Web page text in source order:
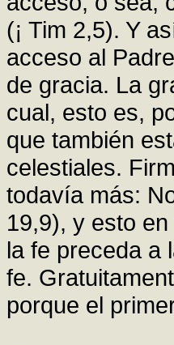
(¡ Tim 2,5). Y
acceso al
de gracia. La
cual, esto es,
que también
celestiales.
todavía más:
19,9), y esto
la fe preceda a
fe.
porque el